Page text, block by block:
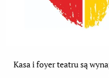
Kasa i foyer teatru są